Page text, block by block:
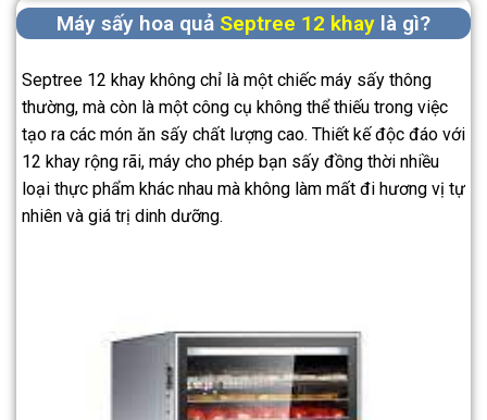
Máy sấy hoa quả Septree 12 khay là gì?
Septree 12 khay không chỉ là một chiếc máy sấy thông
thường, mà còn là một công cụ không thể thiếu trong việc
tạo ra các món ăn sấy chất lượng cao. Thiết kế độc đáo với
12 khay rộng rãi, máy cho phép bạn sấy đồng thời nhiều
loại thực phẩm khác nhau mà không làm mất đi hương vị tự
nhiên và giá trị dinh dưỡng.